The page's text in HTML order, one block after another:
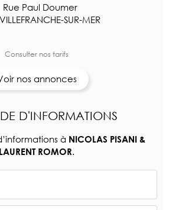
Rue Paul Doumer
SUR-MER
Consulter nos tarifs
nos annonces
D'INFORMATIONS
à NICOLAS PISANI &
LAURENT ROMOR.